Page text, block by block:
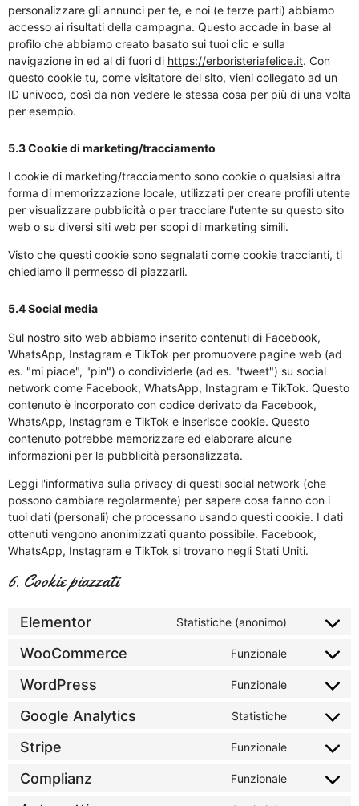
personalizzare gli annunci per te, e noi (e terze parti) abbiamo
accesso ai risultati della campagna. Questo accade in base al
profilo che abbiamo creato basato sui tuoi clic e sulla
navigazione in ed al di fuori di https://erboristeriafelice.it. Con
questo cookie tu, come visitatore del sito, vieni collegato ad un
ID univoco, così da non vedere le stessa cosa per più di una volta
per esempio.
5.3 Cookie di marketing/tracciamento
I cookie di marketing/tracciamento sono cookie o qualsiasi altra
forma di memorizzazione locale, utilizzati per creare profili utente
per visualizzare pubblicità o per tracciare l'utente su questo sito
web o su diversi siti web per scopi di marketing simili.
Visto che questi cookie sono segnalati come cookie traccianti, ti
chiediamo il permesso di piazzarli.
5.4 Social media
Sul nostro sito web abbiamo inserito contenuti di Facebook,
WhatsApp, Instagram e TikTok per promuovere pagine web (ad
es. "mi piace", "pin") o condividerle (ad es. "tweet") su social
network come Facebook, WhatsApp, Instagram e TikTok. Questo
contenuto è incorporato con codice derivato da Facebook,
WhatsApp, Instagram e TikTok e inserisce cookie. Questo
contenuto potrebbe memorizzare ed elaborare alcune
informazioni per la pubblicità personalizzata.
Leggi l'informativa sulla privacy di questi social network (che
possono cambiare regolarmente) per sapere cosa fanno con i
tuoi dati (personali) che processano usando questi cookie. I dati
ottenuti vengono anonimizzati quanto possibile. Facebook,
WhatsApp, Instagram e TikTok si trovano negli Stati Uniti.
6. Cookie piazzati
Elementor Statistiche (anonimo)
WooCommerce Funzionale
WordPress Funzionale
Google Analytics Statistiche
Stripe Funzionale
Complianz Funzionale